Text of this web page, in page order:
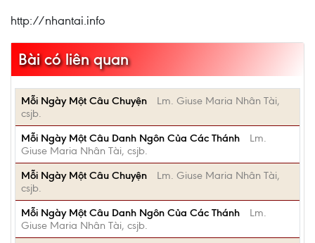
http://nhantai.info
Bài có liên quan
Mỗi Ngày Một Câu Chuyện
Lm. Giuse Maria Nhân Tài,
csjb.
Mỗi Ngày Một Câu Danh Ngôn Của Các Thánh
Lm.
Giuse Maria Nhân Tài, csjb.
Mỗi Ngày Một Câu Chuyện
Lm. Giuse Maria Nhân Tài,
csjb.
Mỗi Ngày Một Câu Danh Ngôn Của Các Thánh
Lm.
Giuse Maria Nhân Tài, csjb.